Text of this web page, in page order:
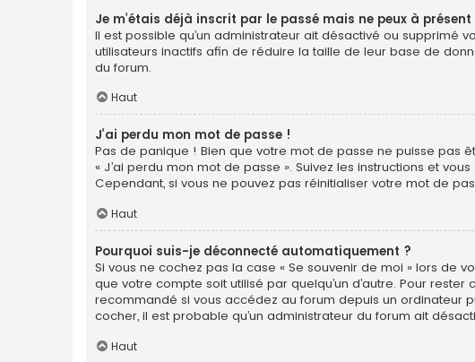
Je m’étais déjà inscrit par le passé mais ne peux à
Il est possible qu’un administrateur ait désactivé ou
utilisateurs inactifs afin de réduire la taille de leur base de
du forum.
Haut
J’ai perdu mon mot de passe !
Pas de panique ! Bien que votre mot de passe ne puisse pas
« J’ai perdu mon mot de passe ». Suivez les instructions et
Cependant, si vous ne pouvez pas réinitialiser votre mot de
Haut
Pourquoi suis-je déconnecté automatiquement ?
Si vous ne cochez pas la case « Se souvenir de moi » lors de
que votre compte soit utilisé par quelqu’un d’autre. Pour
recommandé si vous accédez au forum depuis un ordinateur
cocher, il est probable qu’un administrateur du forum ait
Haut